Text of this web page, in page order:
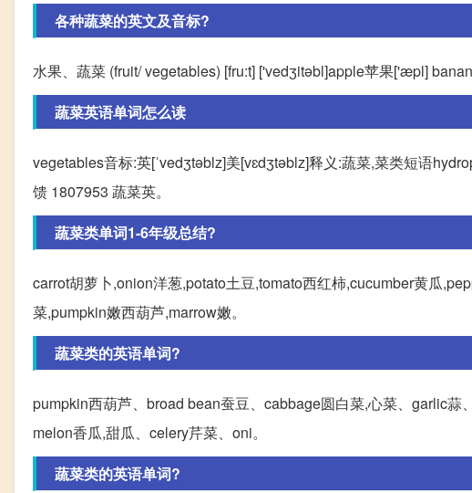
各种蔬菜的英文及音标?
水果、蔬菜 (fruit/ vegetables) [fru:t] ['vedʒitəbl]apple苹果['æpl]
蔬菜英语单词怎么读
vegetables音标:英[ˈvedʒtəblz]美[vɛdʒtəblz]释义:蔬菜,菜类短语
馈 1807953 蔬菜英。
蔬菜类单词1-6年级总结?
carrot胡萝卜,onion洋葱,potato土豆,tomato西红柿,cucumber黄瓜
菜,pumpkin嫩西葫芦,marrow嫩。
蔬菜类的英语单词?
pumpkin西葫芦、broad bean蚕豆、cabbage圆白菜,心菜、garlic蒜
melon香瓜,甜瓜、celery芹菜、oni。
蔬菜类的英语单词?